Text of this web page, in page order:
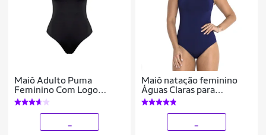
Maiô Adulto Puma
Feminino Com Logo
Estampada Básico Liso
Com Costas Nadador
Maiô natação feminino
Águas Claras para
hidroginástica lateral
listrada mais touca
esportiva